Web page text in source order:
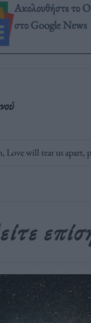
Ακολουθήστε το
στο Google News
, Love will tear us apart,